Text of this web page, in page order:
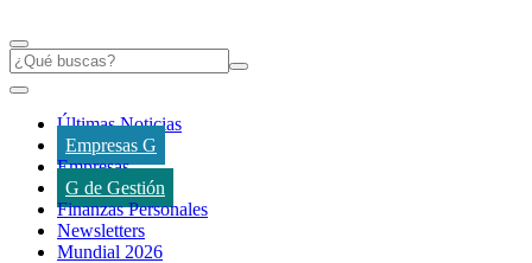
Últimas Noticias
Empresas G
Empresas
G de Gestión
Finanzas Personales
Newsletters
Mundial 2026